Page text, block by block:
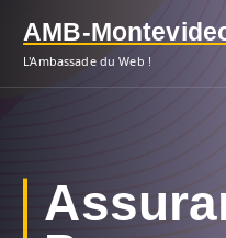
p
AMB-
L'Ambassade du Web !